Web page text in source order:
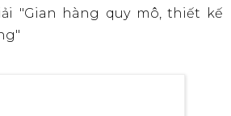
"Gian hàng quy mô, thiết kế